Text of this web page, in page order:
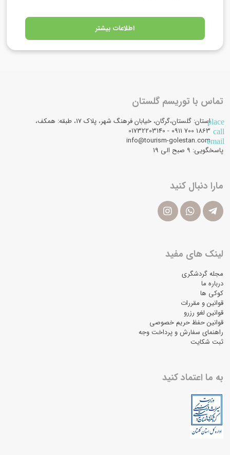
اطلاعات بیشتر
تماس با توریسم گلستان
placeاستان: گلستان،گرگان، خیابان فرهنگ شهر، پلاک 17، طبقه: همکف،
call
email
info@tourism-golestan.com
پاسخگویی: ۹ صبح الی 19
مارا دنبال کنید
لینک های مفید
مجله گردشگری
درباره ما
کوکی ها
قوانین و مقررات
قوانین لغو رزرو
قوانین حفظ حریم خصوصی
راهنمای سفارش و پرداخت وجه
ثبت شکایت
به ما اعتماد کنید